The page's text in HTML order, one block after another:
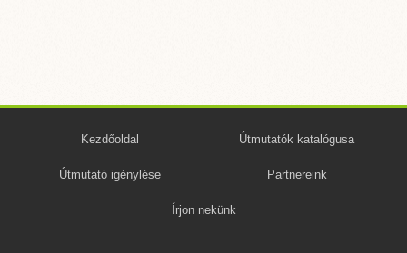
Kezdőoldal Útmutatók katalógusa
Útmutató igénylése Partnereink
Írjon nekünk